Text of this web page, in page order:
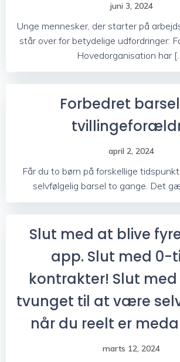
juni 3, 2024
Unge mennesker, der starter på
står over for betydelige udfordringer:
Hovedorganisation har
Forbedret
april 2, 2024
Får du to børn på forskellige
selvfølgelig barsel to gange. Det
Slut med at blive
app. Slut med 0-
kontrakter! Slut
tvunget til at være
når du reelt er
marts 12, 2024